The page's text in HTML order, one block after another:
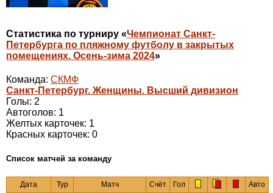
Статистика по турниру «Чемпионат Санкт-
Петербурга по пляжному футболу в закрытых
помещениях. Осень-зима 2024»
Команда: СКМФ
Санкт-Петербург. Женщины. Высший дивизион
Голы: 2
Автоголов: 1
Желтых карточек: 1
Красных карточек: 0
Cписок матчей за команду
Дата Тур Матч Счёт Гол Авто